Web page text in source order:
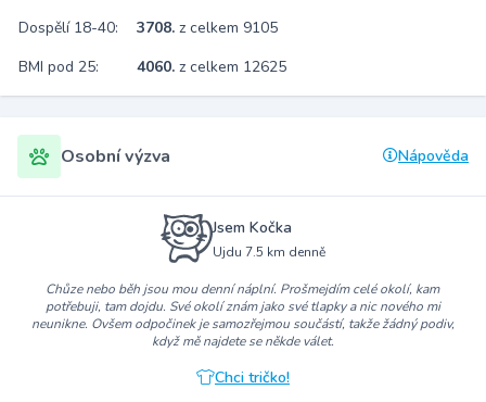
Dospělí 18-40:
3708. z celkem 9105
BMI pod 25:
4060. z celkem 12625
Osobní výzva Nápověda
Jsem Kočka
Ujdu 7.5 km denně
Chůze nebo běh jsou mou denní náplní. Prošmejdím celé okolí, kam
potřebuji, tam dojdu. Své okolí znám jako své tlapky a nic nového mi
neunikne. Ovšem odpočinek je samozřejmou součástí, takže žádný podiv,
když mě najdete se někde válet.
Chci tričko!